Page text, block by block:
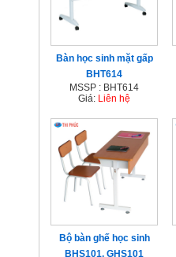
Bàn học sinh mặt gấp
BHT614
MSSP : BHT614
Giá: Liên hệ
Bộ bàn ghế học sinh
BHS101, GHS101